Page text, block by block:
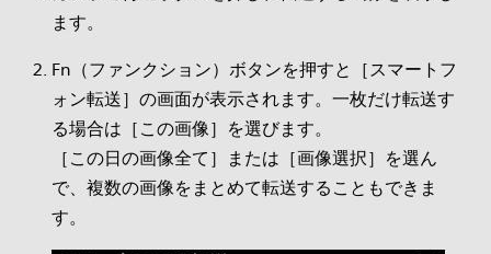
ます。
Fn（ファンクション）ボタンを押すと［スマートフ
ォン転送］の画面が表示されます。一枚だけ転送す
る場合は［この画像］を選びます。
［この日の画像全て］または［画像選択］を選ん
で、複数の画像をまとめて転送することもできま
す。